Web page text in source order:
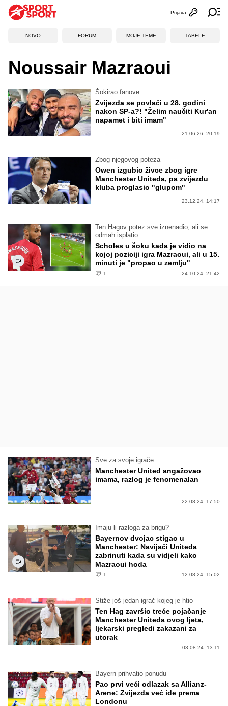
Otvori
Prijava
NOVO FORUM MOJE TEME TABELE
Noussair Mazraoui
Šokirao fanove
Zvijezda se povlači u 28. godini
nakon SP-a?! "Želim naučiti Kur'an
napamet i biti imam"
21.06.26. 20:19
Zbog njegovog poteza
Owen izgubio živce zbog igre
Manchester Uniteda, pa zvijezdu
kluba proglasio "glupom"
23.12.24. 14:17
Ten Hagov potez sve iznenadio, ali se
odmah isplatio
Scholes u šoku kada je vidio na
kojoj poziciji igra Mazraoui, ali u 15.
minuti je "propao u zemlju"
1 24.10.24. 21:42
Sve za svoje igrače
Manchester United angažovao
imama, razlog je fenomenalan
22.08.24. 17:50
Imaju li razloga za brigu?
Bayernov dvojac stigao u
Manchester: Navijači Uniteda
zabrinuti kada su vidjeli kako
Mazraoui hoda
1 12.08.24. 15:02
Stiže još jedan igrač kojeg je htio
Ten Hag završio treće pojačanje
Manchester Uniteda ovog ljeta,
ljekarski pregledi zakazani za
utorak
03.08.24. 13:11
Bayern prihvatio ponudu
Pao prvi veći odlazak sa Allianz-
Arene: Zvijezda već ide prema
Londonu